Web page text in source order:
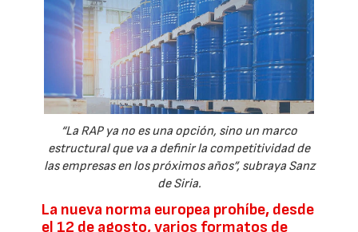
“La RAP ya no es una opción, sino un marco
estructural que va a definir la competitividad de
las empresas en los próximos años”, subraya Sanz
de Siria.
La nueva norma europea prohíbe, desde
el 12 de agosto, varios formatos de